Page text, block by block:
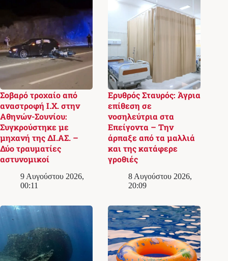
Σοβαρό τροχαίο από
αναστροφή Ι.Χ. στην
Αθηνών-Σουνίου:
Συγκρούστηκε με
μηχανή της ΔΙ.ΑΣ. –
Δύο τραυματίες
αστυνομικοί
9 Αυγούστου 2026,
00:11
Ερυθρός Σταυρός: Άγρια
επίθεση σε
νοσηλεύτρια στα
Επείγοντα – Την
άρπαξε από τα μαλλιά
και της κατάφερε
γροθιές
8 Αυγούστου 2026,
20:09